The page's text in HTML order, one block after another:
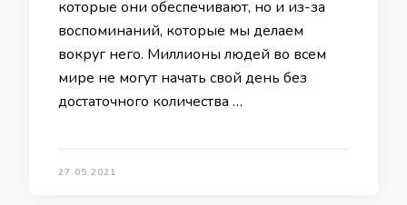
которые они обеспечивают, но и из-за
воспоминаний, которые мы делаем
вокруг него. Миллионы людей во всем
мире не могут начать свой день без
достаточного количества …
27.05.2021